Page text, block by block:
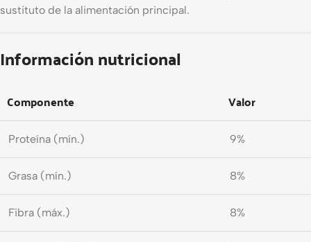
sustituto de la alimentación principal.
Información nutricional
Componente Valor
Proteína (mín.) 9%
Grasa (mín.) 8%
Fibra (máx.) 8%